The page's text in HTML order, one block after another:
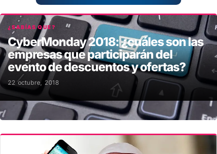
¿SABÍAS QUE?
CyberMonday 2018: ¿cuáles son las
empresas que participarán del
evento de descuentos y ofertas?
22 octubre, 2018